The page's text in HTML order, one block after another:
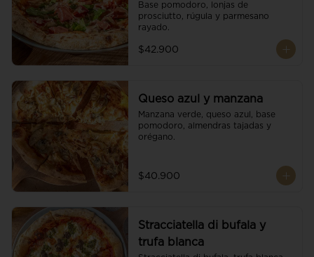
Base pomodoro, lonjas de
prosciutto, rúgula y parmesano
rayado.
$42.900
Queso azul y manzana
Manzana verde, queso azul, base
pomodoro, almendras tajadas y
orégano.
$40.900
Stracciatella di bufala y
trufa blanca